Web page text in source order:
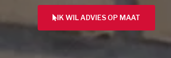
IK WIL ADVIES OP MAAT